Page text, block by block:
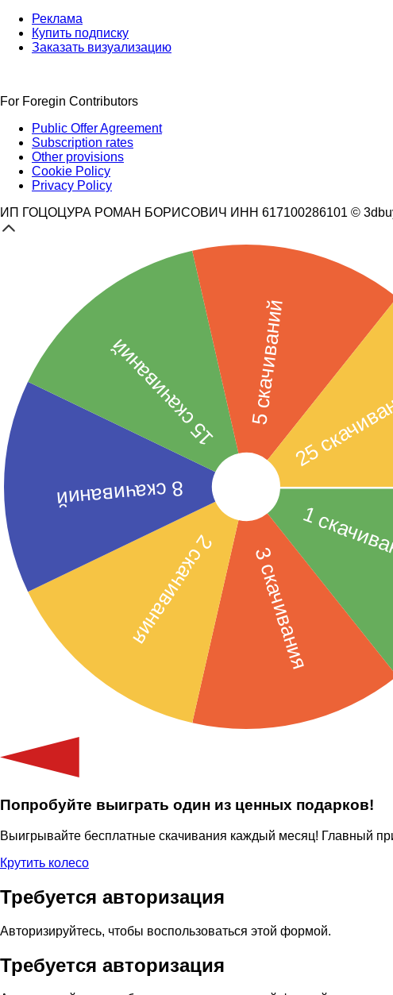
Реклама
Купить подписку
Заказать визуализацию
For Foregin Contributors
Public Offer Agreement
Subscription rates
Other provisions
Cookie Policy
Privacy Policy
ИП ГОЦОЦУРА РОМАН БОРИСОВИЧ ИНН 617100286101 ©
Попробуйте выиграть один из ценных подарков!
Выигрывайте бесплатные скачивания каждый месяц! Главный
Крутить колесо
Требуется авторизация
Авторизируйтесь, чтобы воспользоваться этой формой.
Требуется авторизация